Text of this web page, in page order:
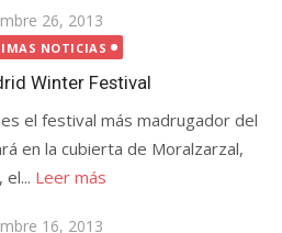
26, 2013
NOTICIAS
Winter Festival
el festival más madrugador del
en la cubierta de Moralzarzal,
Leer más
16, 2013